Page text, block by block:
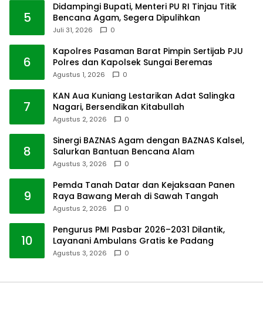
5
Didampingi Bupati, Menteri PU RI Tinjau Titik
Bencana Agam, Segera Dipulihkan
Juli 31, 2026 0
6
Kapolres Pasaman Barat Pimpin Sertijab PJU
Polres dan Kapolsek Sungai Beremas
Agustus 1, 2026 0
7
KAN Aua Kuniang Lestarikan Adat Salingka
Nagari, Bersendikan Kitabullah
Agustus 2, 2026 0
8
Sinergi BAZNAS Agam dengan BAZNAS Kalsel,
Salurkan Bantuan Bencana Alam
Agustus 3, 2026 0
9
Pemda Tanah Datar dan Kejaksaan Panen
Raya Bawang Merah di Sawah Tangah
Agustus 2, 2026 0
10
Pengurus PMI Pasbar 2026–2031 Dilantik,
Layanani Ambulans Gratis ke Padang
Agustus 3, 2026 0